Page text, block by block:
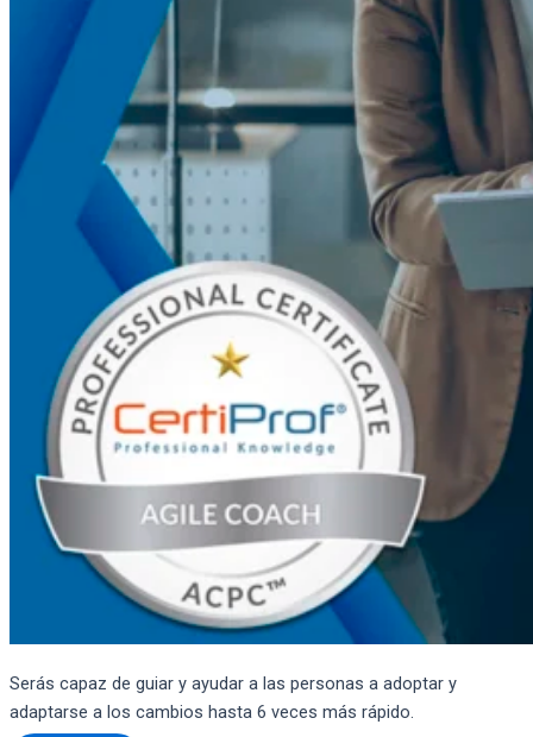
Serás capaz de guiar y ayudar a las personas a adoptar y
adaptarse a los cambios hasta 6 veces más rápido.